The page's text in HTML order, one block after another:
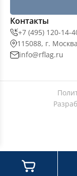
Контакты
+7 (495) 120-14-
115088, г.
info@rflag.ru